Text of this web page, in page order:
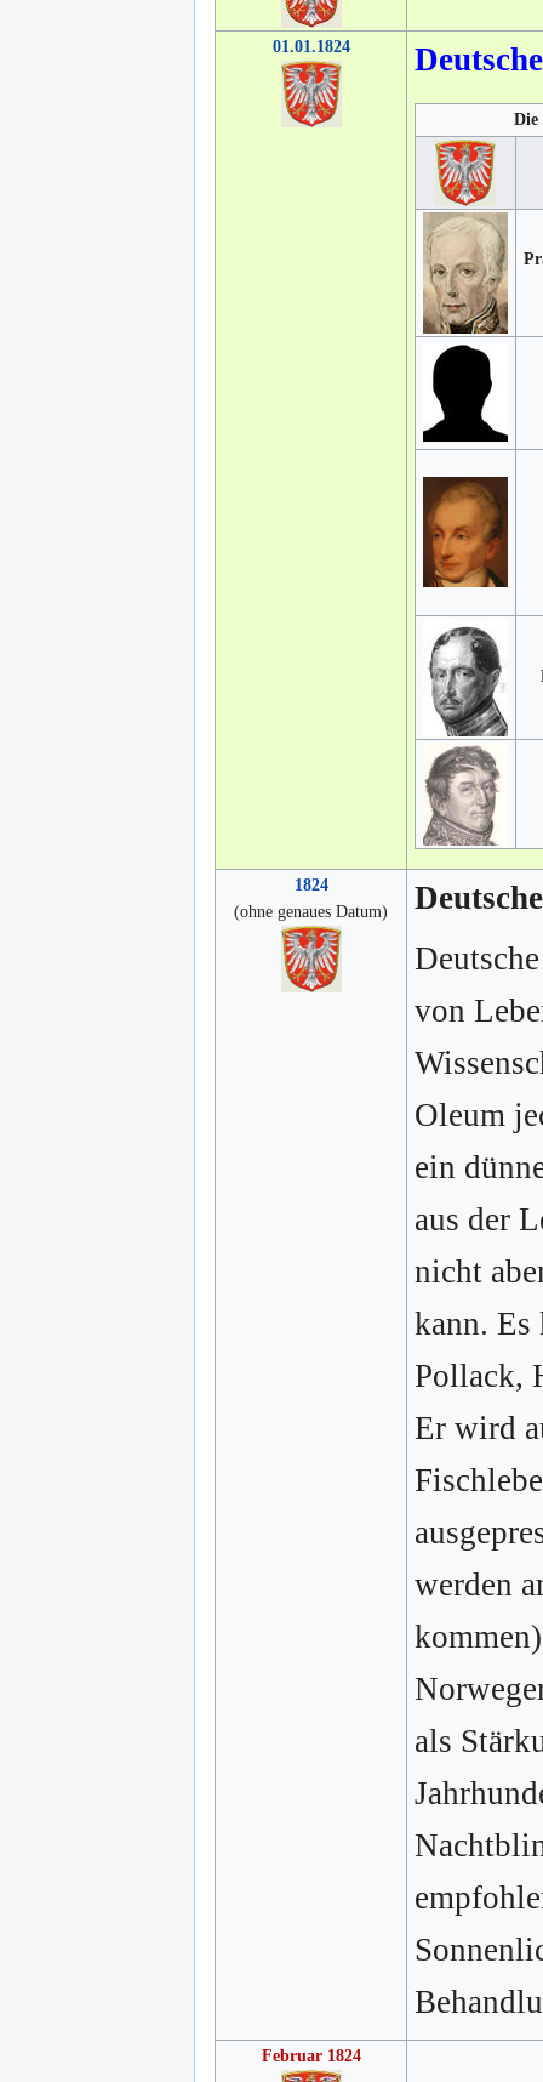
01.01.1824
Die
1824
(ohne genaues Datum)
von
Oleum
ein
aus der
nicht
kann. Es
Pollack,
Er wird
werden
als
Februar 1824